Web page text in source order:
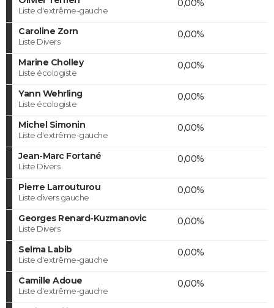
Liste d'extrême-gauche
0,00%
Caroline Zorn
Liste Divers
0,00%
Marine Cholley
Liste écologiste
0,00%
Yann Wehrling
Liste écologiste
0,00%
Michel Simonin
Liste d'extrême-gauche
0,00%
Jean-Marc Fortané
Liste Divers
0,00%
Pierre Larrouturou
Liste divers gauche
0,00%
Georges Renard-Kuzmanovic
Liste Divers
0,00%
Selma Labib
Liste d'extrême-gauche
0,00%
Camille Adoue
Liste d'extrême-gauche
0,00%